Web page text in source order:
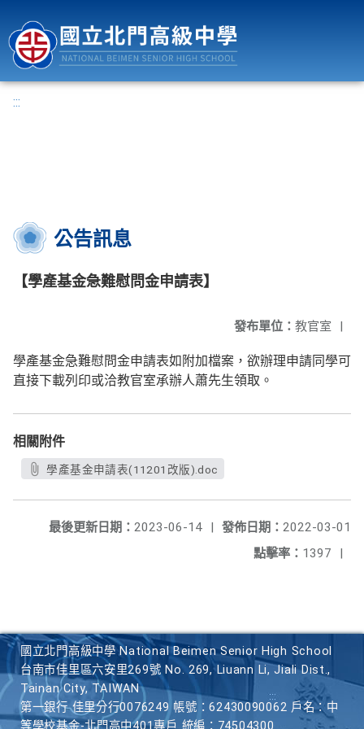
:::
公告訊息
【學產基金急難慰問金申請表】
發布單位： 教官室 |
學產基金急難慰問金申請表如附加檔案，欲辦理申請同學可
直接下載列印或洽教官室承辦人蕭先生領取。
相關附件
學產基金申請表(11201改版).doc
發佈日期： 2022-03-01
最後更新日期： 2023-06-14
|
點擊率： 1397 |
國立北門高級中學 National Beimen Senior High School
台南市佳里區六安里269號 No. 269, Liuann Li, Jiali Dist.,
Tainan City, TAIWAN
第一銀行 佳里分行0076249 帳號：62430090062 戶名：中
等學校基金-北門高中401專戶 統編：74504300